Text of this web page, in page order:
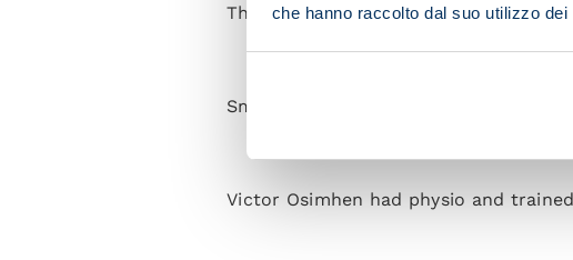
che hanno raccolto dal suo utilizzo
There were possession drills and
Small-sided matches were the final
Victor Osimhen had physio and